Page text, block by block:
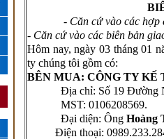
- Căn cứ vào các hợp
- Căn cứ vào các biên bản
Hôm nay, ngày 03 tháng 01
ty chúng tôi gồm có:
BÊN MUA: CÔNG TY KẾ
Địa chỉ: Số 19 Đường
MST: 0106208569.
Đại diện: Ông Hoàng
Điện thoại: